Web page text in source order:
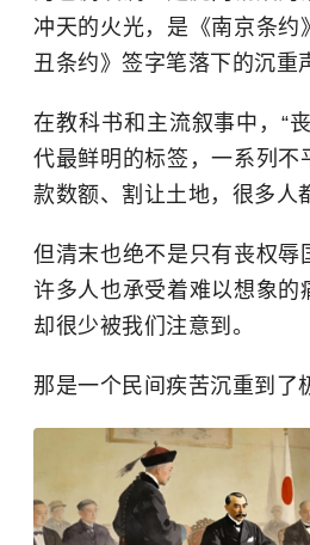
冲天的火光，是《南京条约
丑条约》签字笔落下的沉重
在教科书和主流叙事中，“
代最鲜明的标签，一系列不
款数额、割让土地，很多人
但清末也绝不是只有丧权辱
许多人也承受着难以想象的
却很少被我们注意到。
那是一个民间疾苦沉重到了